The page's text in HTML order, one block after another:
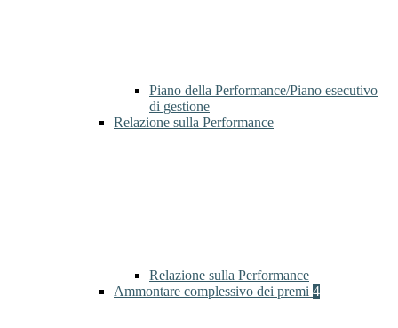
Piano della Performance/Piano esecutivo
di gestione
Relazione sulla Performance
Relazione sulla Performance
Ammontare complessivo dei premi 4